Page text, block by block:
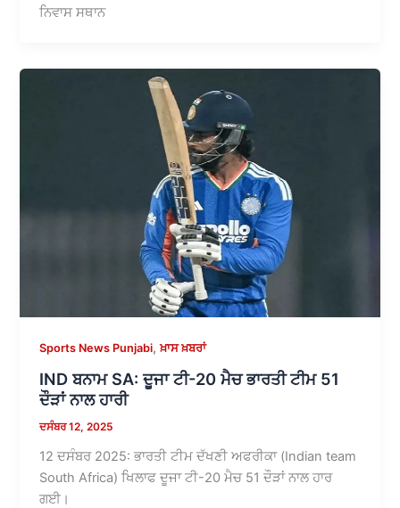
ਨਿਵਾਸ ਸਥਾਨ
Sports News Punjabi,ਖ਼ਾਸ ਖ਼ਬਰਾਂ
IND ਬਨਾਮ SA: ਦੂਜਾ ਟੀ-20 ਮੈਚ ਭਾਰਤੀ ਟੀਮ 51
ਦੌੜਾਂ ਨਾਲ ਹਾਰੀ
ਦਸੰਬਰ 12, 2025
12 ਦਸੰਬਰ 2025: ਭਾਰਤੀ ਟੀਮ ਦੱਖਣੀ ਅਫਰੀਕਾ (Indian team
South Africa) ਖਿਲਾਫ ਦੂਜਾ ਟੀ-20 ਮੈਚ 51 ਦੌੜਾਂ ਨਾਲ ਹਾਰ
ਗਈ।